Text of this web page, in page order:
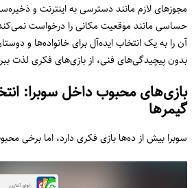
مجوزهای لازم مانند دسترسی به اینترنت و
حساسی مانند موقعیت مکانی را درخواست
آن را به یک انتخاب ایده‌آل برای خانواده‌ها و
بدون پیچیدگی‌های فنی، از بازی‌های فکری لذت
بازی‌های محبوب داخل سوبرا:
گیمرها
سوبرا بیش از ده‌ها بازی فکری دارد، اما برخی